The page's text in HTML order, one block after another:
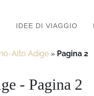
IDEE DI VIAGGIO
Alto Adige » Pagina 2
- Pagina 2